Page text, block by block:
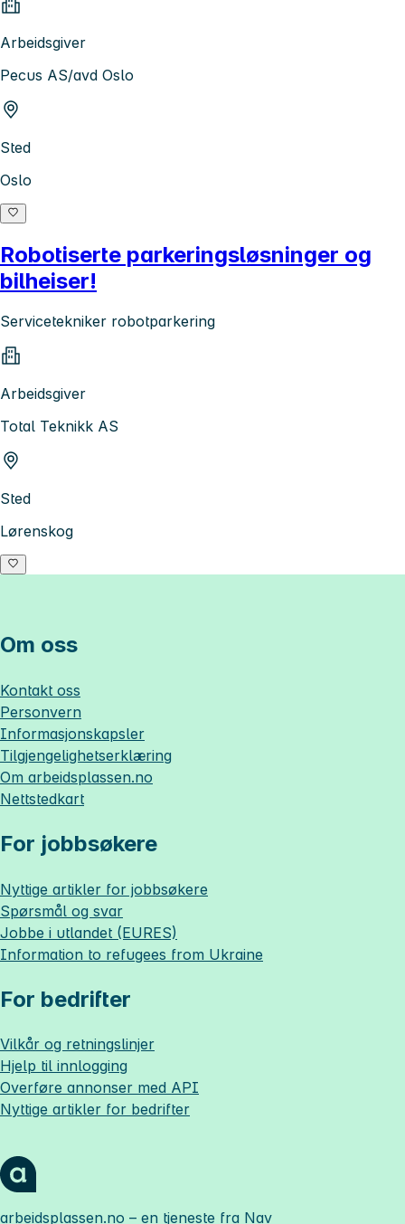
Arbeidsgiver
Pecus AS/avd Oslo
Sted
Oslo
Robotiserte parkeringsløsninger og
bilheiser!
Servicetekniker robotparkering
Arbeidsgiver
Total Teknikk AS
Sted
Lørenskog
Om oss
Kontakt oss
Personvern
Informasjonskapsler
Tilgjengelighetserklæring
Om arbeidsplassen.no
Nettstedkart
For jobbsøkere
Nyttige artikler for jobbsøkere
Spørsmål og svar
Jobbe i utlandet (EURES)
Information to refugees from Ukraine
For bedrifter
Vilkår og retningslinjer
Hjelp til innlogging
Overføre annonser med API
Nyttige artikler for bedrifter
arbeidsplassen.no – en tjeneste fra Nav